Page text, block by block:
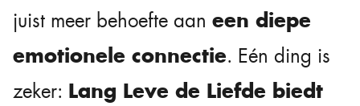
juist meer behoefte aan een diepe
emotionele connectie. Eén ding is
zeker: Lang Leve de Liefde biedt